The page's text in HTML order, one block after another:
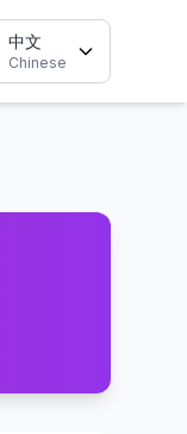
中文
Chinese